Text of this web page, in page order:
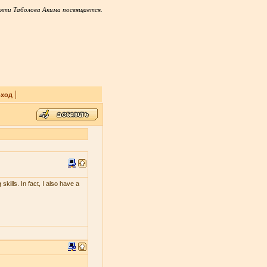
Таболова Акима посвящается.
|
skills. In fact, I also have a